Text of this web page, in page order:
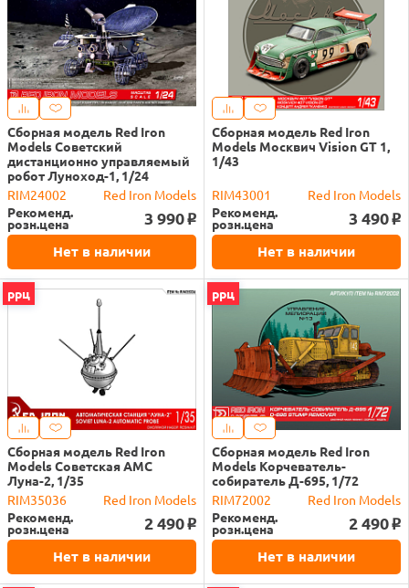
Сборная модель Red Iron
Models Советский
дистанционно управляемый
робот Луноход-1, 1/24
RIM24002
Red Iron Models
Рекоменд.
розн.цена 3 990 o
Нет в наличии
Сборная модель Red Iron
Models Москвич Vision GT 1,
1/43
RIM43001
Red Iron Models
Рекоменд.
розн.цена 3 490 o
Нет в наличии
ррц
Сборная модель Red Iron
Models Советская АМС
Луна-2, 1/35
RIM35036
Red Iron Models
Рекоменд.
розн.цена 2 490 o
Нет в наличии
ррц
Сборная модель Red Iron
Models Корчеватель-
собиратель Д-695, 1/72
RIM72002
Red Iron Models
Рекоменд.
розн.цена 2 490 o
Нет в наличии